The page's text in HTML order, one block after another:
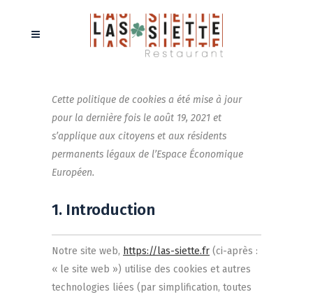
Cette politique de cookies a été mise à jour
pour la dernière fois le août 19, 2021 et
s’applique aux citoyens et aux résidents
permanents légaux de l’Espace Économique
Européen.
1. Introduction
Notre site web, https://las-siette.fr (ci-après :
« le site web ») utilise des cookies et autres
technologies liées (par simplification, toutes